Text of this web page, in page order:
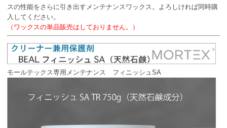
スの性能をさらに引き出すメンテナンスワックス。よろしければ同時購
入してください。
（ワックスの単品販売はしておりません。）
モールテックス専用メンテナンス フィニッシュSA